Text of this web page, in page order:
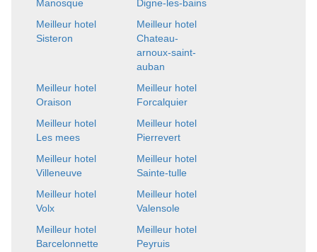
Manosque
Digne-les-bains
Meilleur hotel
Sisteron
Meilleur hotel
Chateau-
arnoux-saint-
auban
Meilleur hotel
Oraison
Meilleur hotel
Forcalquier
Meilleur hotel
Les mees
Meilleur hotel
Pierrevert
Meilleur hotel
Villeneuve
Meilleur hotel
Sainte-tulle
Meilleur hotel
Volx
Meilleur hotel
Valensole
Meilleur hotel
Barcelonnette
Meilleur hotel
Peyruis